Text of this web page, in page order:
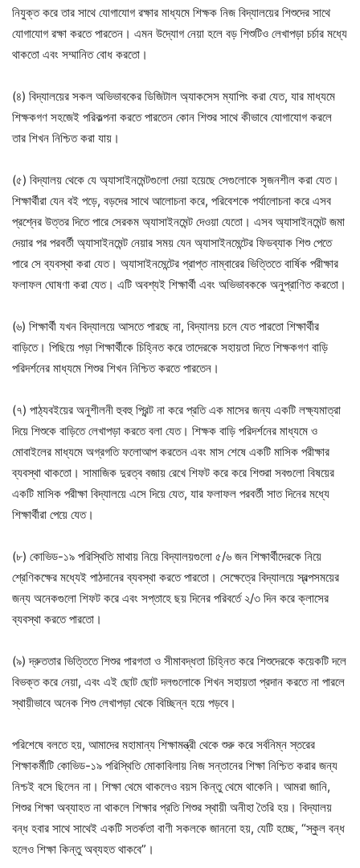
নিযুক্ত করে তার সাথে যোগাযোগ রক্ষার মাধ্যমে শিক্ষক নিজ বিদ্যালয়ের শিশুদের সাথে
যোগাযোগ রক্ষা করতে পারতেন। এমন উদ্যোগ নেয়া হলে বড় শিশুটিও লেখাপড়া চর্চার মধ্যে
থাকতো এবং সম্মানিত বোধ করতো।
(৪) বিদ্যালয়ের সকল অভিভাবকের ডিজিটাল অ্যাকসেস ম্যাপিং করা যেত, যার মাধ্যমে
শিক্ষকগণ সহজেই পরিকল্পনা করতে পারতেন কোন শিশুর সাথে কীভাবে যোগাযোগ করলে
তার শিখন নিশ্চিত করা যায়।
(৫) বিদ্যালয় থেকে যে অ্যাসাইনমেন্টগুলো দেয়া হয়েছে সেগুলোকে সৃজনশীল করা যেত।
শিক্ষার্থীরা যেন বই পড়ে, বড়দের সাথে আলোচনা করে, পরিবেশকে পর্যালোচনা করে এসব
প্রশ্নের উত্তর দিতে পারে সেরকম অ্যাসাইনমেন্ট দেওয়া যেতো। এসব অ্যাসাইনমেন্ট জমা
দেয়ার পর পরবর্তী অ্যাসাইনমেন্ট নেয়ার সময় যেন অ্যাসাইনমেন্টের ফিডব্যাক শিশু পেতে
পারে সে ব্যবস্থা করা যেত। অ্যাসাইনমেন্টের প্রাপ্ত নাম্বারের ভিত্তিতে বার্ষিক পরীক্ষার
ফলাফল ঘোষণা করা যেত। এটি অবশ্যই শিক্ষার্থী এবং অভিভাবককে অনুপ্রাণিত করতো।
(৬) শিক্ষার্থী যখন বিদ্যালয়ে আসতে পারছে না, বিদ্যালয় চলে যেত পারতো শিক্ষার্থীর
বাড়িতে। পিছিয়ে পড়া শিক্ষার্থীকে চিহ্নিত করে তাদেরকে সহায়তা দিতে শিক্ষকগণ বাড়ি
পরিদর্শনের মাধ্যমে শিশুর শিখন নিশ্চিত করতে পারতেন।
(৭) পাঠ্যবইয়ের অনুশীলনী হুবহু প্রিন্ট না করে প্রতি এক মাসের জন্য একটি লক্ষ্যমাত্রা
দিয়ে শিশুকে বাড়িতে লেখাপড়া করতে বলা যেত। শিক্ষক বাড়ি পরিদর্শনের মাধ্যমে ও
মোবাইলের মাধ্যমে অগ্রগতি ফলোআপ করতেন এবং মাস শেষে একটি মাসিক পরীক্ষার
ব্যবস্থা থাকতো। সামাজিক দুরত্ব বজায় রেখে শিফট করে করে শিশুরা সবগুলো বিষয়ের
একটি মাসিক পরীক্ষা বিদ্যালয়ে এসে দিয়ে যেত, যার ফলাফল পরবর্তী সাত দিনের মধ্যে
শিক্ষার্থীরা পেয়ে যেত।
(৮) কোভিড-১৯ পরিস্থিতি মাথায় নিয়ে বিদ্যালয়গুলো ৫/৬ জন শিক্ষার্থীদেরকে নিয়ে
শ্রেণিকক্ষের মধ্যেই পাঠদানের ব্যবস্থা করতে পারতো। সেক্ষেত্রে বিদ্যালয়ে স্বল্পসময়ের
জন্য অনেকগুলো শিফট করে এবং সপ্তাহে ছয় দিনের পরিবর্তে ২/৩ দিন করে ক্লাসের
ব্যবস্থা করতে পারতো।
(৯) দ্রুততার ভিত্তিতে শিশুর পারগতা ও সীমাবদ্ধতা চিহ্নিত করে শিশুদেরকে কয়েকটি দলে
বিভক্ত করে নেয়া, এবং এই ছোট ছোট দলগুলোকে শিখন সহায়তা প্রদান করতে না পারলে
স্থায়ীভাবে অনেক শিশু লেখাপড়া থেকে বিচ্ছিন্ন হয়ে পড়বে।
পরিশেষে বলতে হয়, আমাদের মহামান্য শিক্ষামন্ত্রী থেকে শুরু করে সর্বনিম্ন স্তরের
শিক্ষাকর্মীটি কোভিড-১৯ পরিস্থিতি মোকাবিলায় নিজ সন্তানের শিক্ষা নিশ্চিত করার জন্য
নিশ্চই বসে ছিলেন না। শিক্ষা থেমে থাকলেও বয়স কিন্তু থেমে থাকেনি। আমরা জানি,
শিশুর শিক্ষা অব্যাহত না থাকলে শিক্ষার প্রতি শিশুর স্থায়ী অনীহা তৈরি হয়। বিদ্যালয়
বন্ধ হবার সাথে সাথেই একটি সতর্কতা বাণী সকলকে জাননো হয়, যেটি হচ্ছে, “স্কুল বন্ধ
হলেও শিক্ষা কিন্তু অব্যহত থাকবে”।